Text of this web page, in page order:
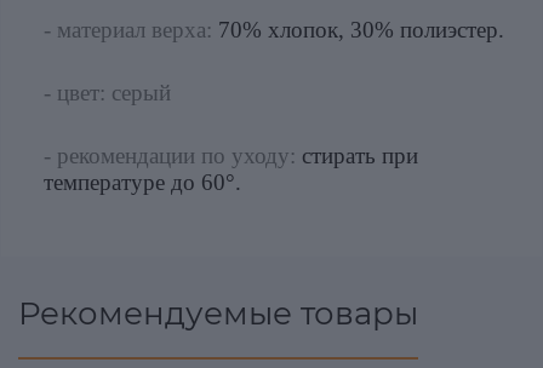
- материал верха: 70% хлопок, 30% полиэстер.
- цвет: серый
- рекомендации по уходу: стирать при
температуре до 60°.
Рекомендуемые товары